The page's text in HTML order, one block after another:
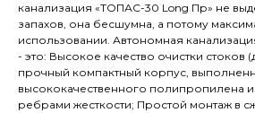
канализация «ТОПАС-30 Long Пр» не
запахов, она бесшумна, а потому
использовании. Автономная
- это: Высокое качество очистки стоков
прочный компактный корпус,
высококачественного полипропилена
ребрами жесткости; Простой монтаж в